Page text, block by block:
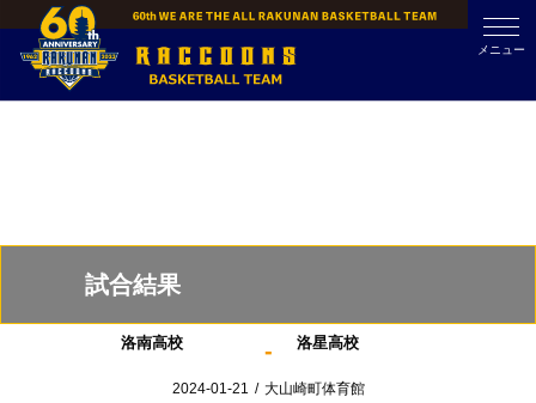
content
メニュー
試合結果
洛南高校 - 洛星高校
2024-01-21 / 大山崎町体育館